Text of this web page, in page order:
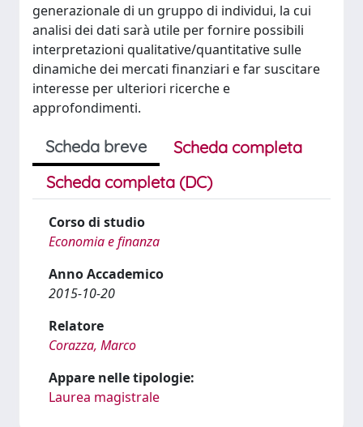
generazionale di un gruppo di individui, la cui
analisi dei dati sarà utile per fornire possibili
interpretazioni qualitative/quantitative sulle
dinamiche dei mercati finanziari e far suscitare
interesse per ulteriori ricerche e
approfondimenti.
Scheda breve
Scheda completa
Scheda completa (DC)
Corso di studio
Economia e finanza
Anno Accademico
2015-10-20
Relatore
Corazza, Marco
Appare nelle tipologie:
Laurea magistrale